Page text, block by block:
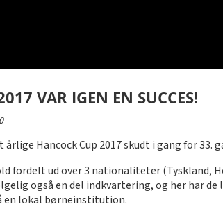
VAR IGEN EN SUCCES!
Hancock Cup 2017 skudt i gang for 33.
fordelt ud over 3 nationaliteter (Tyskland,
også en del indkvartering, og her har
en lokal børneinstitution.